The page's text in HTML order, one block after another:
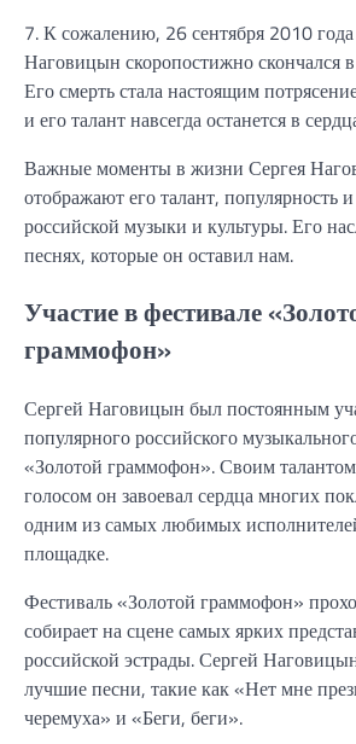
7. К сожалению, 26 сентября 2010
Наговицын скоропостижно скончался в
Его смерть стала настоящим
и его талант навсегда останется в
Важные моменты в жизни Сергея
отображают его талант, популярность
российской музыки и культуры. Его
песнях, которые он оставил нам.
Участие в фестивале
граммофон»
Сергей Наговицын был постоянным
популярного российского
«Золотой граммофон». Своим
голосом он завоевал сердца многих
одним из самых любимых
площадке.
Фестиваль «Золотой граммофон»
собирает на сцене самых ярких
российской эстрады. Сергей
лучшие песни, такие как «Нет мне
черемуха» и «Беги, беги».